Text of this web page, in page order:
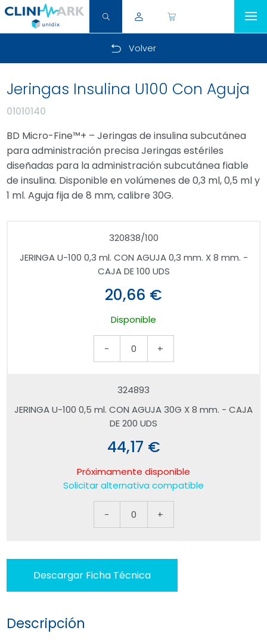
Volver
Jeringas Insulina U100 Con Aguja
01010140
BD Micro-Fine™+ – Jeringas de insulina subcutánea
para administración precisa Jeringas estériles
diseñadas para la administración subcutánea fiable
de insulina. Disponible en volúmenes de 0,3 ml, 0,5 ml y
1 ml. Aguja fija de 8 mm, calibre 30G.
320838/100
JERINGA U-100 0,3 ml. CON AGUJA 0,3 mm. X 8 mm. -
CAJA DE 100 UDS
20,66 €
Disponible
- 0 +
324893
JERINGA U-100 0,5 ml. CON AGUJA 30G X 8 mm. - CAJA
DE 200 UDS
44,17 €
Próximamente disponible
Solicitar alternativa compatible
- 0 +
Descargar Ficha Técnica
Descripción